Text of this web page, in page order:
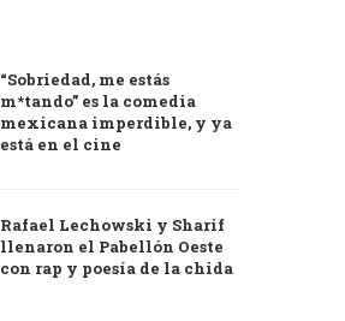
“Sobriedad, me estás
m*tando” es la comedia
mexicana imperdible, y ya
está en el cine
Rafael Lechowski y Sharif
llenaron el Pabellón Oeste
con rap y poesía de la chida